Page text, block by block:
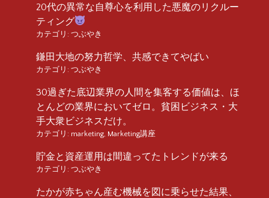
20代の異常な自尊心を利用した悪魔のリクルー
ティング
カテゴリ: つぶやき
鎌田大地の努力哲学、共感できてやばい
カテゴリ: つぶやき
30過ぎた底辺業界の人間を集客する価値は、ほ
とんどの業界においてゼロ。貧困ビジネス・大
手大衆ビジネスだけ。
カテゴリ: marketing Marketing講座
貯金と資産運用は間違ってたトレンドが来る
カテゴリ: つぶやき
たかが赤ちゃん産む機械を図に乗らせた結果、